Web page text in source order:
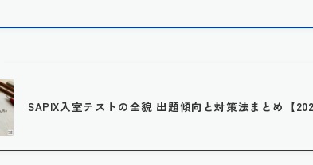
SAPIX入室テストの全貌 出題傾向と対策法まとめ【